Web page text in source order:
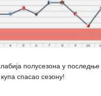
полусезона у
спасао сезону!